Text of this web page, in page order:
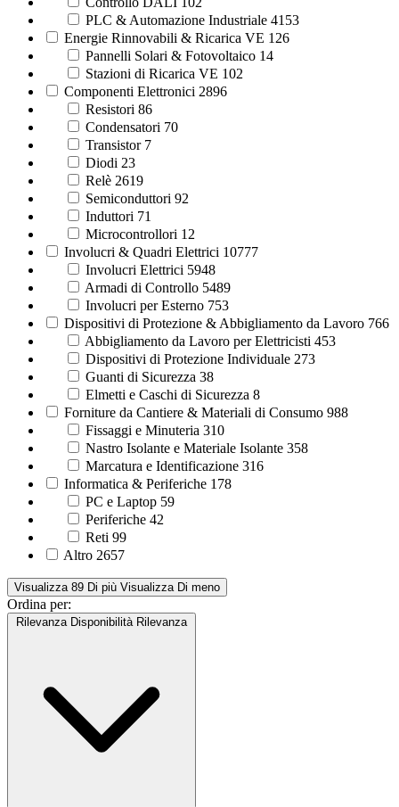
PLC & Automazione Industriale 4153
Energie Rinnovabili & Ricarica VE 126
Pannelli Solari & Fotovoltaico 14
Stazioni di Ricarica VE 102
Componenti Elettronici 2896
Resistori 86
Condensatori 70
Transistor 7
Diodi 23
Relè 2619
Semiconduttori 92
Induttori 71
Microcontrollori 12
Involucri & Quadri Elettrici 10777
Involucri Elettrici 5948
Armadi di Controllo 5489
Involucri per Esterno 753
Dispositivi di Protezione & Abbigliamento da Lavoro 766
Abbigliamento da Lavoro per Elettricisti 453
Dispositivi di Protezione Individuale 273
Guanti di Sicurezza 38
Elmetti e Caschi di Sicurezza 8
Forniture da Cantiere & Materiali di Consumo 988
Fissaggi e Minuteria 310
Nastro Isolante e Materiale Isolante 358
Marcatura e Identificazione 316
Informatica & Periferiche 178
PC e Laptop 59
Periferiche 42
Reti 99
Altro 2657
Visualizza 89 Di più Visualizza Di meno
Ordina per:
Rilevanza Disponibilità Rilevanza